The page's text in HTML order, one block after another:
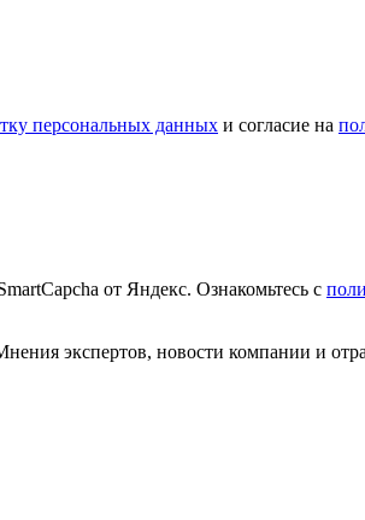
персональных данных и согласие на
от Яндекс. Ознакомьтесь с
экспертов, новости компании и